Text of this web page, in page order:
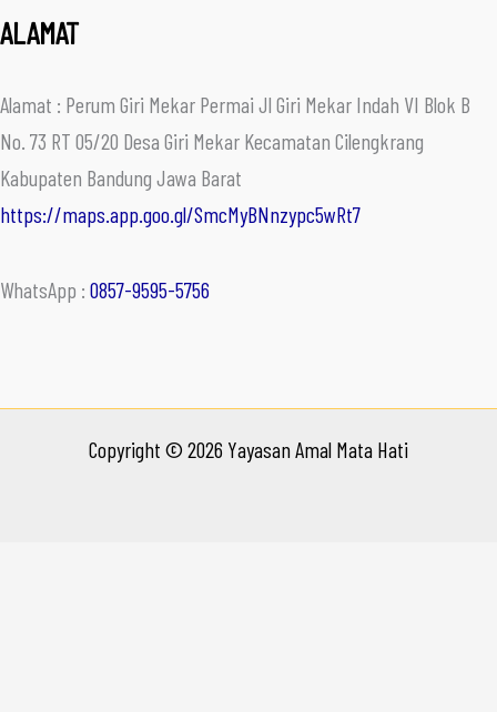
ALAMAT
Alamat : Perum Giri Mekar Permai Jl Giri Mekar Indah VI Blok B
No. 73 RT 05/20 Desa Giri Mekar Kecamatan Cilengkrang
Kabupaten Bandung Jawa Barat
https://maps.app.goo.gl/SmcMyBNnzypc5wRt7
WhatsApp : 0857-9595-5756
Copyright © 2026 Yayasan Amal Mata Hati